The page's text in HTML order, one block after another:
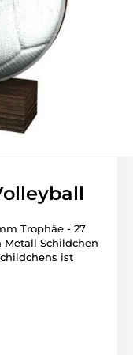
Trophäe - 27
Schildchen
ist